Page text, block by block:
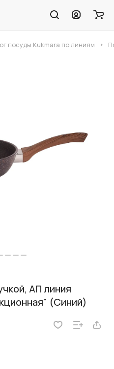
посуды Kukmara по линиям
АП линия
(Синий)